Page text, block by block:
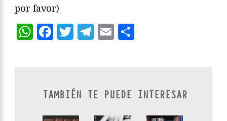
por favor)
WhatsApp
Facebook
Twitter
Telegram
Email
TAMBIÉN TE PUEDE INTERESAR